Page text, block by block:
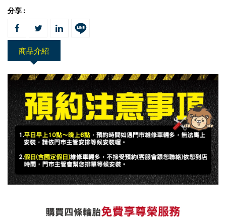
分享 :
商品介紹